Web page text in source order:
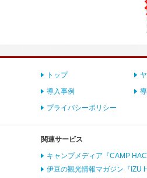
トップ
導入事例
プライバシーポリシー
関連サービス
キャンプメディア『CAMP
伊豆の観光情報マガジン『IZU